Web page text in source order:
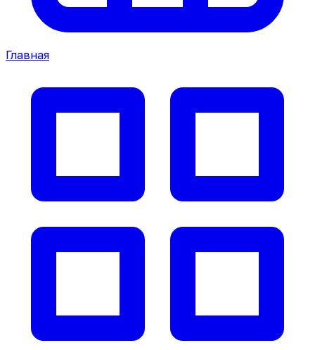
Главная